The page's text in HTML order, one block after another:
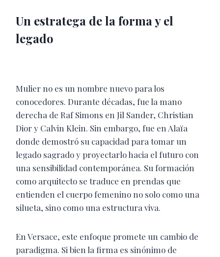
Un estratega de la forma y el
legado
Mulier no es un nombre nuevo para los
conocedores. Durante décadas, fue la mano
derecha de Raf Simons en Jil Sander, Christian
Dior y Calvin Klein. Sin embargo, fue en Alaïa
donde demostró su capacidad para tomar un
legado sagrado y proyectarlo hacia el futuro con
una sensibilidad contemporánea. Su formación
como arquitecto se traduce en prendas que
entienden el cuerpo femenino no solo como una
silueta, sino como una estructura viva.
En Versace, este enfoque promete un cambio de
paradigma. Si bien la firma es sinónimo de